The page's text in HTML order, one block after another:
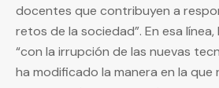
docentes que contribuyen a
retos de la sociedad”. En esa
“con la irrupción de las nuevas
ha modificado la manera en la que